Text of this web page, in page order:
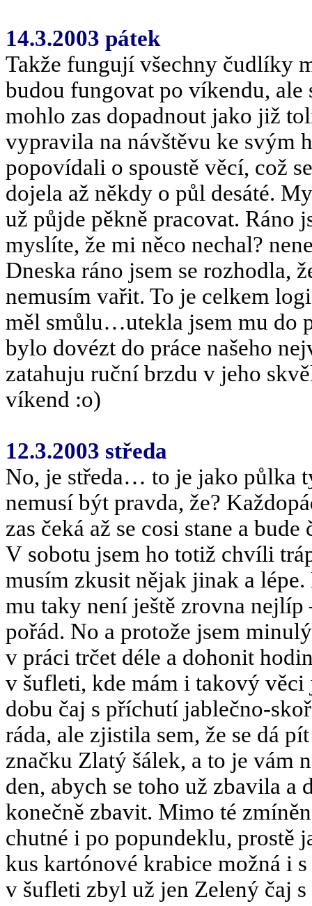
14.3.2003 pátek
Takže fungují všechny čudlíky
budou fungovat po víkendu,
mohlo zas dopadnout jako již
vypravila na návštěvu ke svým
popovídali o spoustě věcí, což
dojela až někdy o půl desáté.
už půjde pěkně pracovat. Ráno
myslíte, že mi něco nechal?
Dneska ráno jsem se rozhodla,
nemusím vařit. To je celkem
měl smůlu…utekla jsem mu do
bylo dovézt do práce našeho
zatahuju ruční brzdu v jeho
víkend :o)
12.3.2003 středa
No, je středa… to je jako půlka
nemusí být pravda, že?
zas čeká až se cosi stane a
V sobotu jsem ho totiž chvíli
musím zkusit nějak jinak a
mu taky není ještě zrovna
pořád. No a protože jsem
v práci trčet déle a dohonit
v šufleti, kde mám i takový
dobu čaj s příchutí jablečno-
ráda, ale zjistila sem, že se dá
značku Zlatý šálek, a to je vám
den, abych se toho už zbavila a
konečně zbavit. Mimo té
chutné i po popundeklu, prostě
kus kartónové krabice možná i
v šufleti zbyl už jen Zelený čaj